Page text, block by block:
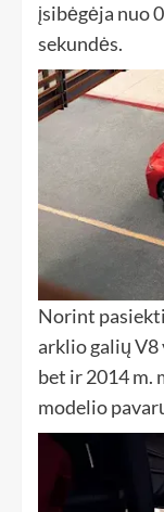
įsibėgėja nuo
sekundės.
Norint
arklio galių
bet ir 2014 m.
modelio